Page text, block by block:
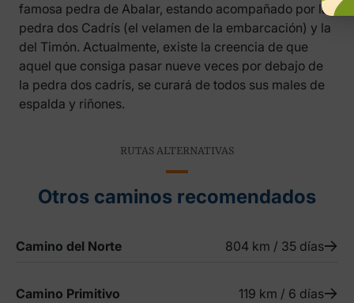
famosa pedra de Abalar, estando acompañado por la
pedra dos Cadrís (el velamen de la embarcación) y la
del Timón. Actualmente, existe la creencia de que
aquel que consiga pasar nueve veces por debajo de
la pedra dos cadrís, se curará de todos sus males de
espalda y riñones.
RUTAS ALTERNATIVAS
Otros caminos recomendados
Camino del Norte 804 km / 35 días
Camino Primitivo 119 km / 6 días